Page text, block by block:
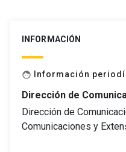
INFORMACIÓN
face Información
Dirección de
Dirección de
Comunicaciones y